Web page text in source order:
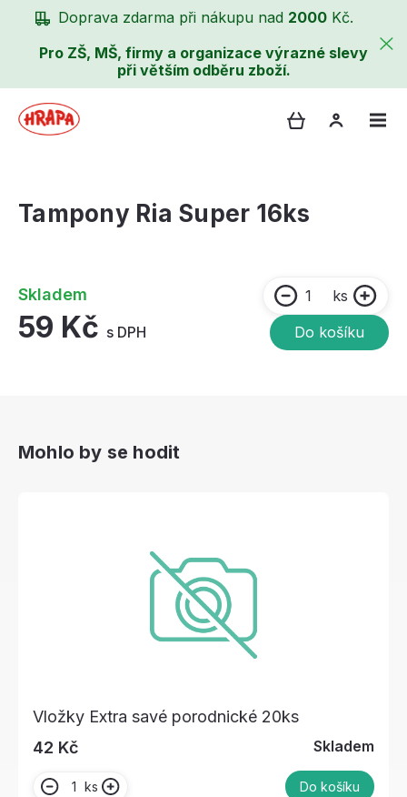
Doprava zdarma při nákupu nad 2000 Kč.
Pro ZŠ, MŠ, firmy a organizace výrazné slevy
při větším odběru zboží.
Tampony Ria Super 16ks
Skladem
59 Kč s DPH
ks
Do košíku
Mohlo by se hodit
Vložky Extra savé porodnické 20ks
42 Kč
Skladem
ks Do košíku